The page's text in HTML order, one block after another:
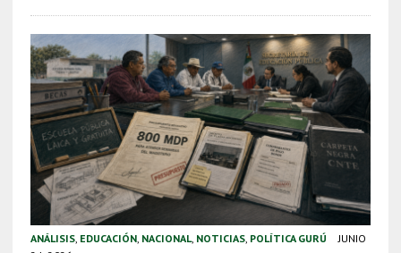
ANÁLISIS, EDUCACIÓN, NACIONAL, NOTICIAS, POLÍTICA GURÚ
JUNIO